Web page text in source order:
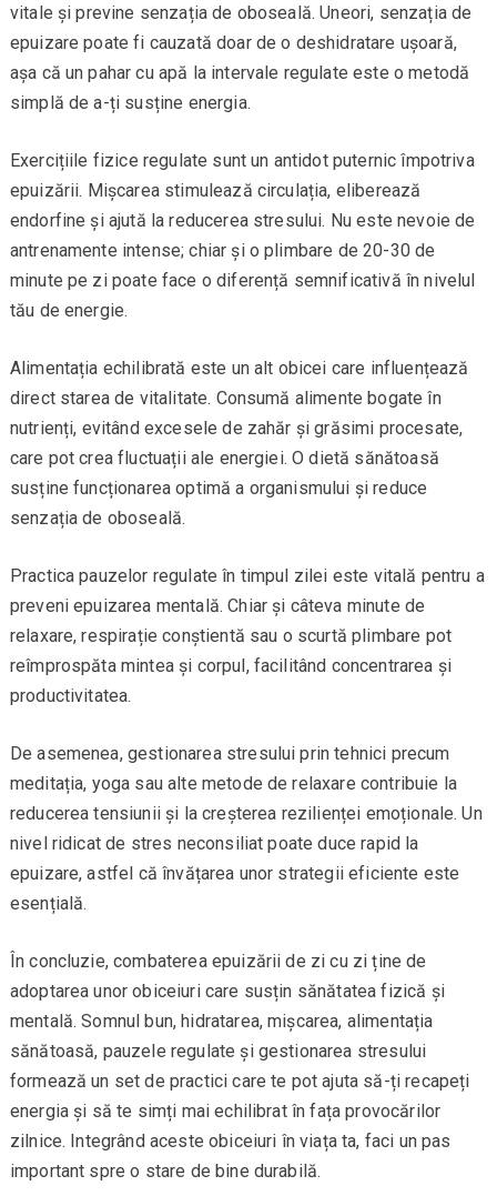
vitale și previne senzația de oboseală. Uneori, senzația de
epuizare poate fi cauzată doar de o deshidratare ușoară,
așa că un pahar cu apă la intervale regulate este o metodă
simplă de a-ți susține energia.
Exercițiile fizice regulate sunt un antidot puternic împotriva
epuizării. Mișcarea stimulează circulația, eliberează
endorfine și ajută la reducerea stresului. Nu este nevoie de
antrenamente intense; chiar și o plimbare de 20-30 de
minute pe zi poate face o diferență semnificativă în nivelul
tău de energie.
Alimentația echilibrată este un alt obicei care influențează
direct starea de vitalitate. Consumă alimente bogate în
nutrienți, evitând excesele de zahăr și grăsimi procesate,
care pot crea fluctuații ale energiei. O dietă sănătoasă
susține funcționarea optimă a organismului și reduce
senzația de oboseală.
Practica pauzelor regulate în timpul zilei este vitală pentru a
preveni epuizarea mentală. Chiar și câteva minute de
relaxare, respirație conștientă sau o scurtă plimbare pot
reîmprospăta mintea și corpul, facilitând concentrarea și
productivitatea.
De asemenea, gestionarea stresului prin tehnici precum
meditația, yoga sau alte metode de relaxare contribuie la
reducerea tensiunii și la creșterea rezilienței emoționale. Un
nivel ridicat de stres neconsiliat poate duce rapid la
epuizare, astfel că învățarea unor strategii eficiente este
esențială.
În concluzie, combaterea epuizării de zi cu zi ține de
adoptarea unor obiceiuri care susțin sănătatea fizică și
mentală. Somnul bun, hidratarea, mișcarea, alimentația
sănătoasă, pauzele regulate și gestionarea stresului
formează un set de practici care te pot ajuta să-ți recapeți
energia și să te simți mai echilibrat în fața provocărilor
zilnice. Integrând aceste obiceiuri în viața ta, faci un pas
important spre o stare de bine durabilă.